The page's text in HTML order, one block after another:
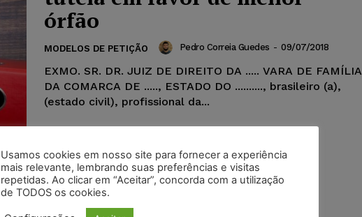
órfão
MODELOS DE PETIÇÃO Pedro Correia Guedes - 09/07/2018
EXMO. SR. DR. JUIZ DE DIREITO DA ..... VARA DE FAMÍLIA
DA COMARCA DE ....., ESTADO DO .........., brasileiro (a),
(estado civil), profissional da...
Usamos cookies em nosso site para fornecer a experiência
mais relevante, lembrando suas preferências e visitas
repetidas. Ao clicar em “Aceitar”, concorda com a utilização
de TODOS os cookies.